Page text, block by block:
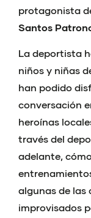
protagonista
Santos
La deportista
niños y niñas
han podido
conversación
heroínas
través del
adelante,
algunas de las
improvisados